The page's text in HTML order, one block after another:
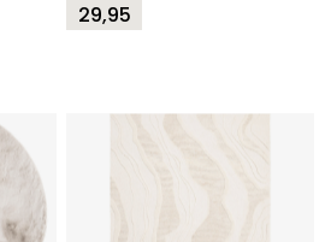
29,95